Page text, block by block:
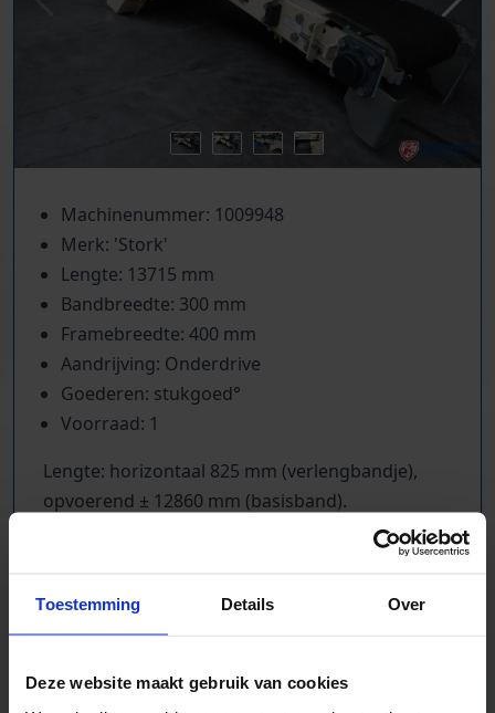
Toestemming Details Over
Deze website maakt gebruik van cookies
Machinenummer: 1009948
Merk: 'Stork'
Lengte: 13715 mm
Bandbreedte: 300 mm
Framebreedte: 400 mm
Aandrijving: Onderdrive
Goederen: stukgoed°
Voorraad: 1
Lengte: horizontaal 825 mm (verlengbandje),
opvoerend ± 12860 mm (basisband).
TrustScore
Duizenden lopende banden in voorraad